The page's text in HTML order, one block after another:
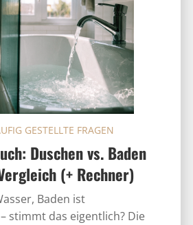
Duschen vs. Baden
(+ Rechner)
GESTELLTE FRAGEN
Baden ist
stimmt das eigentlich? Die